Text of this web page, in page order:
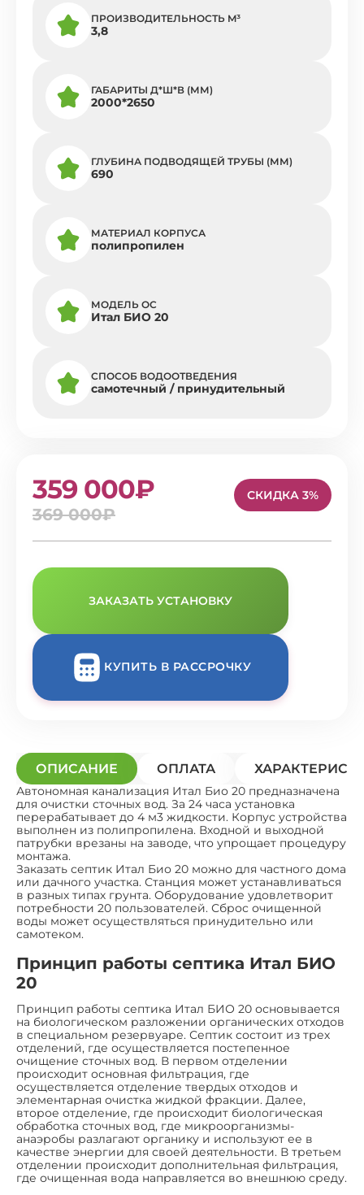
ПРОИЗВОДИТЕЛЬНОСТЬ M³
3,8
ГАБАРИТЫ Д*Ш*В (ММ)
2000*2650
ГЛУБИНА ПОДВОДЯЩЕЙ ТРУБЫ (ММ)
690
МАТЕРИАЛ КОРПУСА
полипропилен
МОДЕЛЬ ОС
Итал БИО 20
СПОСОБ ВОДООТВЕДЕНИЯ
самотечный / принудительный
359 000₽
369 000₽
СКИДКА 3%
ЗАКАЗАТЬ УСТАНОВКУ
КУПИТЬ В РАССРОЧКУ
ОПИСАНИЕ ОПЛАТА
Автономная канализация Итал Био 20 предназначена
для очистки сточных вод. За 24 часа установка
перерабатывает до 4 м3 жидкости. Корпус устройства
выполнен из полипропилена. Входной и выходной
патрубки врезаны на заводе, что упрощает процедуру
монтажа.
Заказать септик Итал Био 20 можно для частного дома
или дачного участка. Станция может устанавливаться
в разных типах грунта. Оборудование удовлетворит
потребности 20 пользователей. Сброс очищенной
воды может осуществляться принудительно или
самотеком.
Принцип работы септика Итал БИО
20
Принцип работы септика Итал БИО 20 основывается
на биологическом разложении органических отходов
в специальном резервуаре. Септик состоит из трех
отделений, где осуществляется постепенное
очищение сточных вод. В первом отделении
происходит основная фильтрация, где
осуществляется отделение твердых отходов и
элементарная очистка жидкой фракции. Далее,
второе отделение, где происходит биологическая
обработка сточных вод, где микроорганизмы-
анаэробы разлагают органику и используют ее в
качестве энергии для своей деятельности. В третьем
отделении происходит дополнительная фильтрация,
где очищенная вода направляется во внешнюю среду.